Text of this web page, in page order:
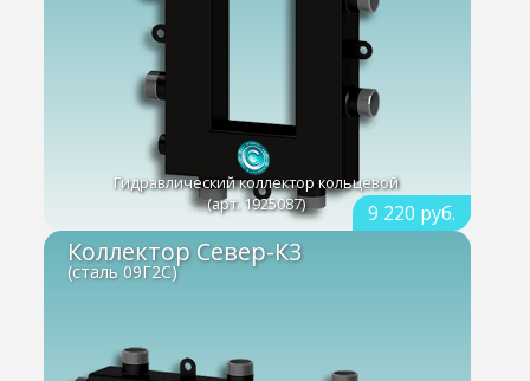
9 220 руб.
Гидравлический коллектор кольцевой
(арт. 1925087)
Коллектор Север-К3
(сталь 09Г2С)